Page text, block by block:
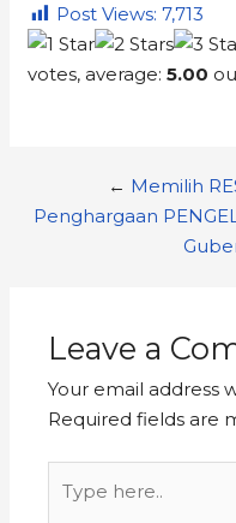
Post Views: 7,713
votes, average:5.00
← Memilih
Penghargaan
Leave a
Your email address
Required fields are